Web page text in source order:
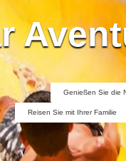
Genießen Sie die
Reisen Sie mit Ihrer Familie